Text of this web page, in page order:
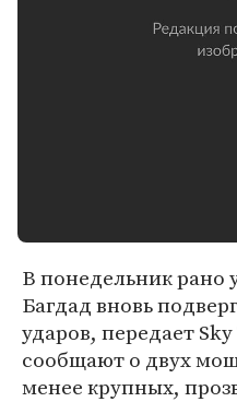
В понедельник рано
Багдад вновь
ударов, передает
сообщают о двух
менее крупных,